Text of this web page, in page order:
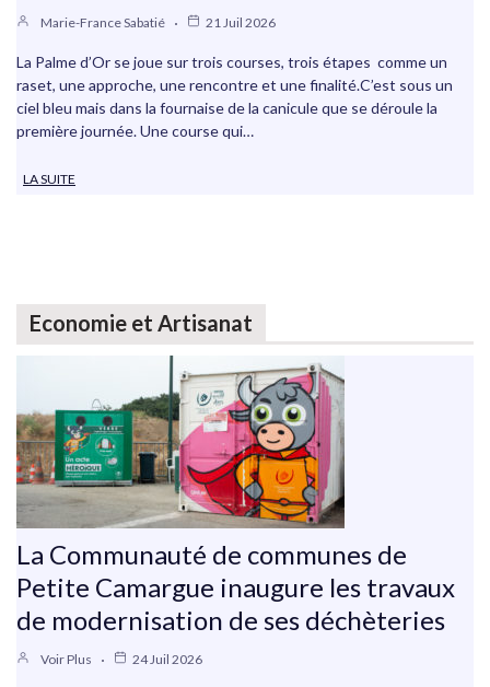
Marie-France Sabatié 21 Juil 2026
La Palme d’Or se joue sur trois courses, trois étapes comme un
raset, une approche, une rencontre et une finalité.C’est sous un
ciel bleu mais dans la fournaise de la canicule que se déroule la
première journée. Une course qui…
LA SUITE
Economie et Artisanat
La Communauté de communes de
Petite Camargue inaugure les travaux
de modernisation de ses déchèteries
Voir Plus 24 Juil 2026